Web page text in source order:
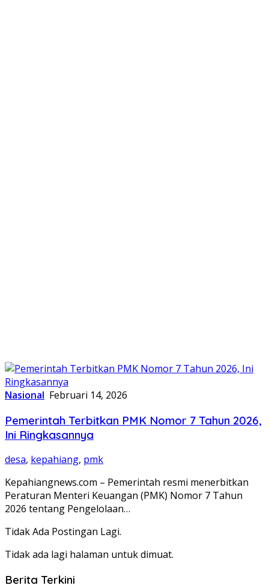
Nasional Februari 14, 2026
Pemerintah Terbitkan PMK Nomor 7 Tahun 2026,
Ini Ringkasannya
desa, kepahiang, pmk
Kepahiangnews.com – Pemerintah resmi menerbitkan
Peraturan Menteri Keuangan (PMK) Nomor 7 Tahun
2026 tentang Pengelolaan…
Tidak Ada Postingan Lagi.
Tidak ada lagi halaman untuk dimuat.
Berita Terkini